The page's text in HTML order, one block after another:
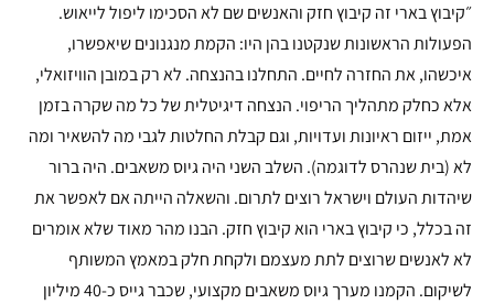
״קיבוץ בארי זה קיבוץ חזק והאנשים שם לא הסכימו ליפול לייאוש.
הפעולות הראשונות שנקטנו בהן היו: הקמת מנגנונים שיאפשרו,
איכשהו, את החזרה לחיים. התחלנו בהנצחה. לא רק במובן הוויזואלי,
אלא כחלק מתהליך הריפוי. הנצחה דיגיטלית של כל מה שקרה בזמן
אמת, ייזום ראיונות ועדויות, וגם קבלת החלטות לגבי מה להשאיר ומה
לא (בית שנהרס לדוגמה). השלב השני היה גיוס משאבים. היה ברור
שיהדות העולם וישראל רוצים לתרום. והשאלה הייתה אם לאפשר את
זה בכלל, כי קיבוץ בארי הוא קיבוץ חזק. הבנו מהר מאוד שלא אומרים
לא לאנשים שרוצים לתת מעצמם ולקחת חלק במאמץ המשותף
לשיקום. הקמנו מערך גיוס משאבים מקצועי, שכבר גייס כ-40 מיליון